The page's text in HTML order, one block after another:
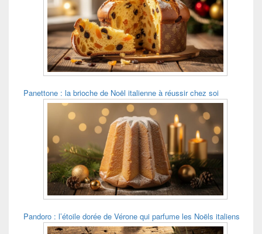
Panettone : la brioche de Noël italienne à réussir chez soi
Pandoro : l’étoile dorée de Vérone qui parfume les Noëls italiens